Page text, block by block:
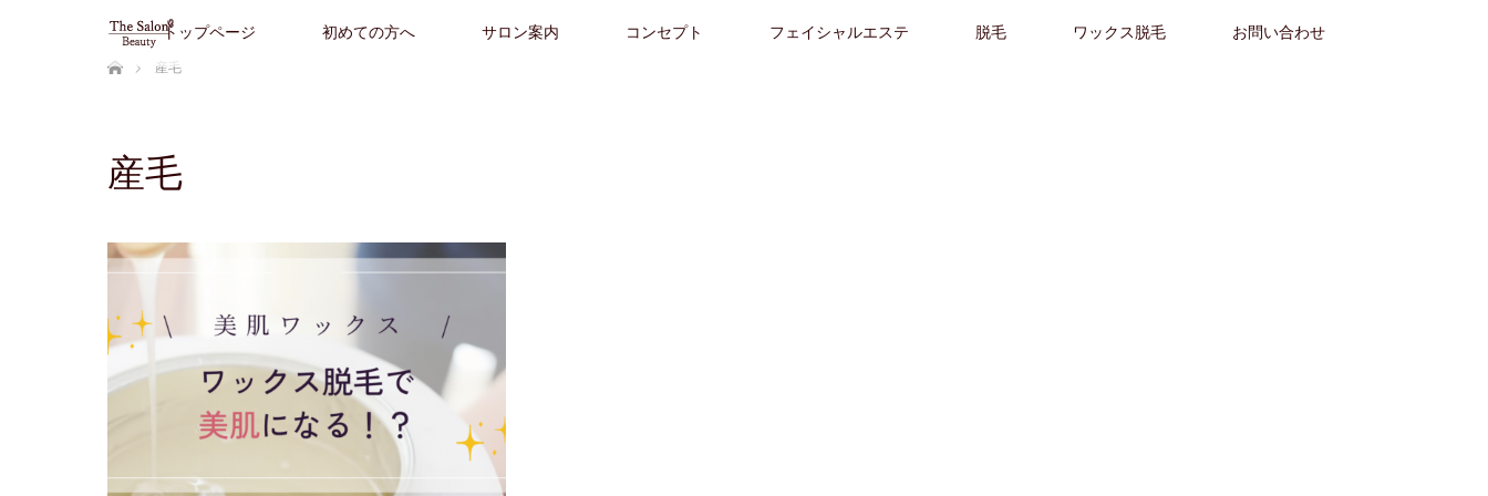
トップページ 初めての方へ サロン案内 コンセプト フェイシャルエステ 脱毛 ワックス脱毛 お問い合わせ
ホーム
産毛
産毛